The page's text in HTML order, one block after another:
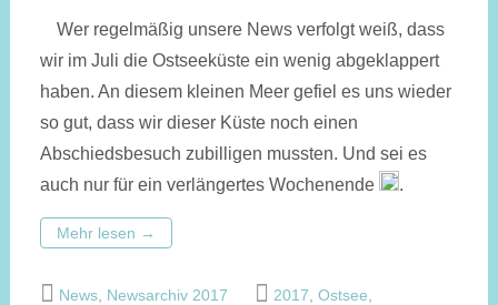
Wer regelmäßig unsere News verfolgt weiß, dass
wir im Juli die Ostseeküste ein wenig abgeklappert
haben. An diesem kleinen Meer gefiel es uns wieder
so gut, dass wir dieser Küste noch einen
Abschiedsbesuch zubilligen mussten. Und sei es
auch nur für ein verlängertes Wochenende
.
Mehr lesen →
News, Newsarchiv 2017 2017 Ostsee